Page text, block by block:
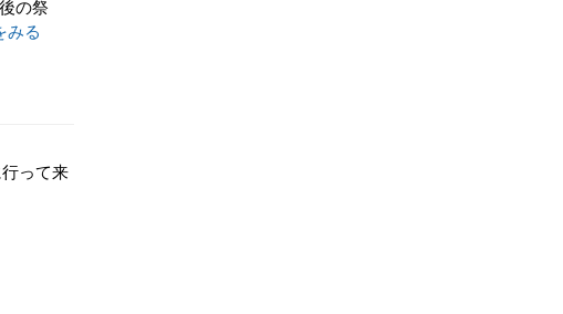
の祭
みる
って来